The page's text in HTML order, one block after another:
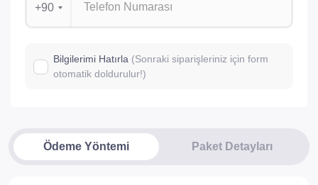
+90
Bilgilerimi Hatırla (Sonraki siparişleriniz için form
otomatik doldurulur!)
Ödeme Yöntemi Paket Detayları